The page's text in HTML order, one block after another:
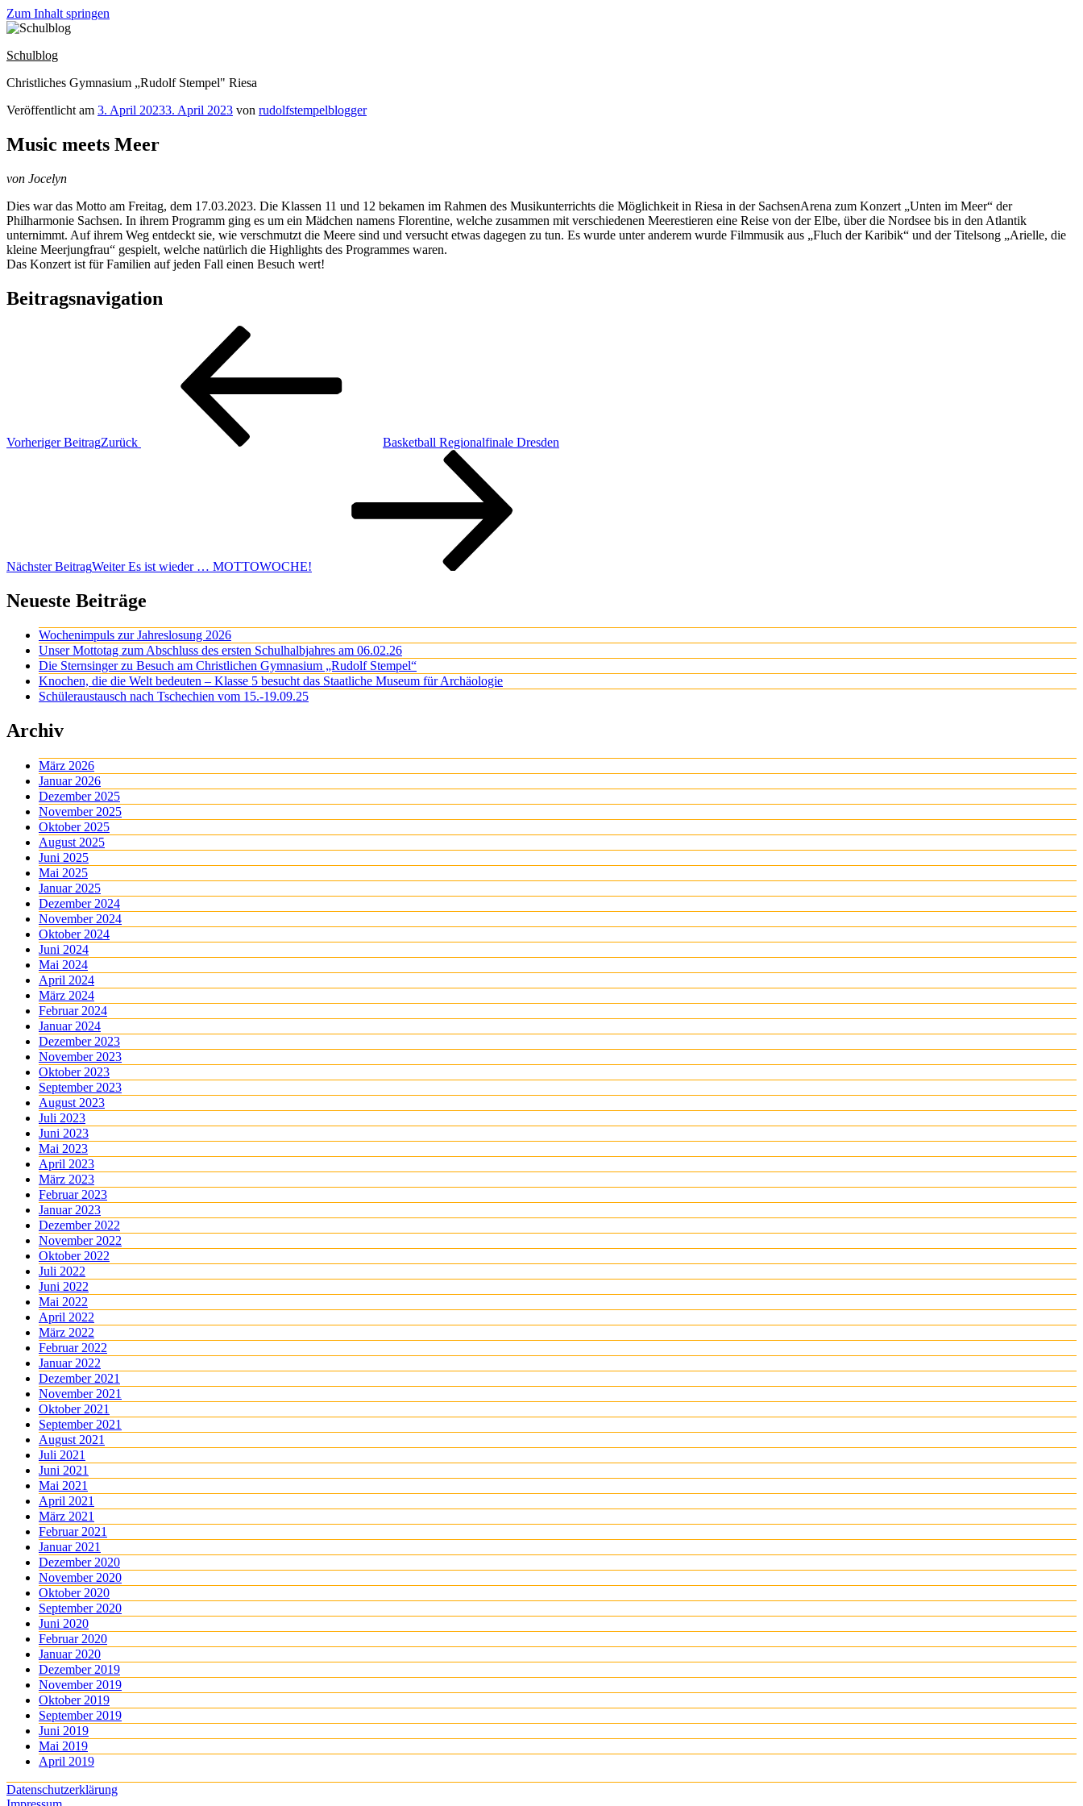
Zum Inhalt springen
Schulblog
Christliches Gymnasium „Rudolf Stempel" Riesa
Veröffentlicht am 3. April 20233. April 2023 von rudolfstempelblogger
Music meets Meer
von Jocelyn
Dies war das Motto am Freitag, dem 17.03.2023. Die Klassen 11 und 12 bekamen im Rahmen des Musikunterrichts die Möglichkeit in Riesa in der SachsenArena zum Konzert „Unten im Meer“ der
Philharmonie Sachsen. In ihrem Programm ging es um ein Mädchen namens Florentine, welche zusammen mit verschiedenen Meerestieren eine Reise von der Elbe, über die Nordsee bis in den Atlantik
unternimmt. Auf ihrem Weg entdeckt sie, wie verschmutzt die Meere sind und versucht etwas dagegen zu tun. Es wurde unter anderem wurde Filmmusik aus „Fluch der Karibik“ und der Titelsong „Arielle, die
kleine Meerjungfrau“ gespielt, welche natürlich die Highlights des Programmes waren.
Das Konzert ist für Familien auf jeden Fall einen Besuch wert!
Beitragsnavigation
Vorheriger BeitragZurück Basketball Regionalfinale Dresden
Nächster BeitragWeiter Es ist wieder … MOTTOWOCHE!
Neueste Beiträge
Wochenimpuls zur Jahreslosung 2026
Unser Mottotag zum Abschluss des ersten Schulhalbjahres am 06.02.26
Die Sternsinger zu Besuch am Christlichen Gymnasium „Rudolf Stempel“
Knochen, die die Welt bedeuten – Klasse 5 besucht das Staatliche Museum für Archäologie
Schüleraustausch nach Tschechien vom 15.-19.09.25
Archiv
März 2026
Januar 2026
Dezember 2025
November 2025
Oktober 2025
August 2025
Juni 2025
Mai 2025
Januar 2025
Dezember 2024
November 2024
Oktober 2024
Juni 2024
Mai 2024
April 2024
März 2024
Februar 2024
Januar 2024
Dezember 2023
November 2023
Oktober 2023
September 2023
August 2023
Juli 2023
Juni 2023
Mai 2023
April 2023
März 2023
Februar 2023
Januar 2023
Dezember 2022
November 2022
Oktober 2022
Juli 2022
Juni 2022
Mai 2022
April 2022
März 2022
Februar 2022
Januar 2022
Dezember 2021
November 2021
Oktober 2021
September 2021
August 2021
Juli 2021
Juni 2021
Mai 2021
April 2021
März 2021
Februar 2021
Januar 2021
Dezember 2020
November 2020
Oktober 2020
September 2020
Juni 2020
Februar 2020
Januar 2020
Dezember 2019
November 2019
Oktober 2019
September 2019
Juni 2019
Mai 2019
April 2019
Datenschutzerklärung